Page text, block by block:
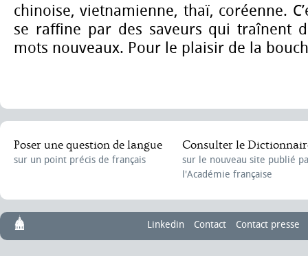
chinoise, vietnamienne, thaï, coréenne.
se raffine par des saveurs qui traînent
mots nouveaux. Pour le plaisir de la
Poser une question de langue
sur un point précis de français
Consulter le
sur le nouveau site publié
l'Académie française
Linkedin Contact Contact presse